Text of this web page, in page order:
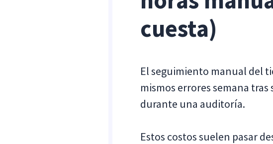
cuesta)
El seguimiento manual del
mismos errores semana
durante una auditoría.
Estos costos suelen pasar